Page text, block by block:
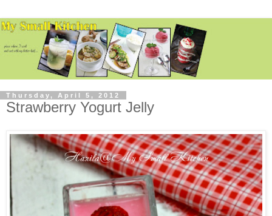
Thursday, April 5, 2012
Strawberry Yogurt Jelly